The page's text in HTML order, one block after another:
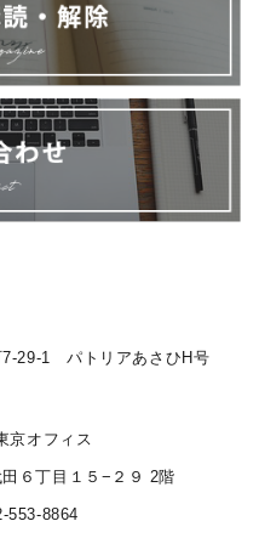
7-29-1 パトリアあさひH号
京オフィス
６丁目１５−２９ 2階
8864